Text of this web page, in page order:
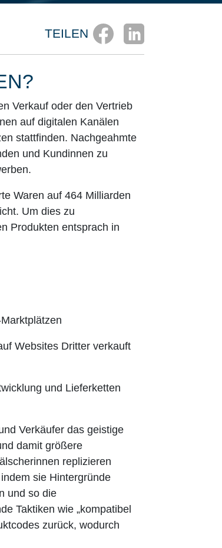
TEILEN
Verkauf oder den Vertrieb
auf digitalen Kanälen
stattfinden. Nachgeahmte
und Kundinnen zu
Waren auf 464 Milliarden
Um dies zu
Produkten entsprach in
Websites Dritter verkauft
und Lieferketten
Verkäufer das geistige
damit größere
replizieren
sie Hintergründe
und so die
Taktiken wie „kompatibel
zurück, wodurch